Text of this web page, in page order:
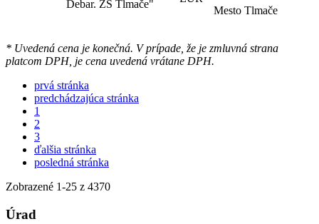
Debar. ZŠ Tlmače"
Mesto Tlmače
* Uvedená cena je konečná. V prípade, že je zmluvná strana
platcom DPH, je cena uvedená vrátane DPH.
prvá stránka
predchádzajúca stránka
1
2
3
ďalšia stránka
posledná stránka
Zobrazené 1-25 z 4370
Úrad